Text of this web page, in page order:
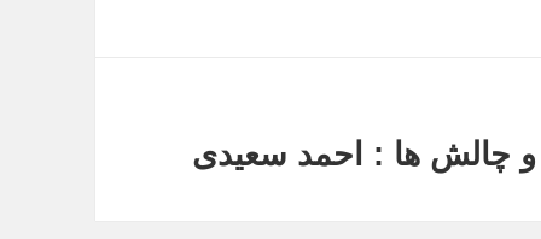
و چالش ها : احمد سعیدی